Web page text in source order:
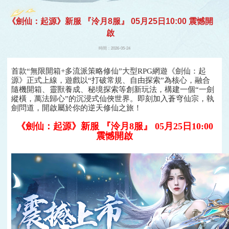
遊戲
《劍仙：起源》新服 『泠月8服』 05月25日10:00 震憾開
啟
時間：2026-05-24
首款“無限開箱+多流派策略修仙”大型RPG網遊《劍仙：起
源》正式上線，遊戲以“打破常規、自由探索”為核心，融合
隨機開箱、靈獸養成、秘境探索等創新玩法，構建一個“一劍
縱橫，萬法歸心”的沉浸式仙俠世界。即刻加入蒼穹仙宗，執
劍問道，開啟屬於你的逆天修仙之旅！
《劍仙：起源》新服 『泠月8服』 05月25日10:00
震憾開啟